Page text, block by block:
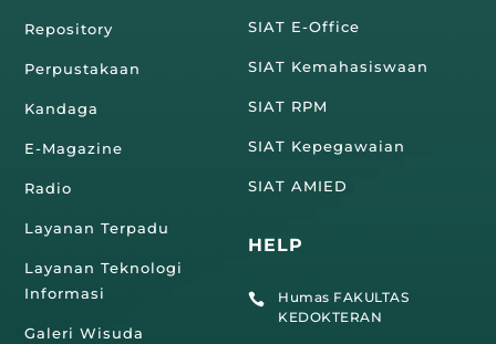
Repository
Perpustakaan
Kandaga
E-Magazine
Radio
Layanan Terpadu
Layanan Teknologi
Informasi
Galeri Wisuda
SIAT E-Office
SIAT Kemahasiswaan
SIAT RPM
SIAT Kepegawaian
SIAT AMIED
HELP

Humas FAKULTAS
KEDOKTERAN